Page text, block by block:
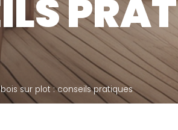
RÉSERVÉ À NOS
DISTRIBUTEURS
Calculateur de plots et
terrasse
sur plot : conseils pratiques